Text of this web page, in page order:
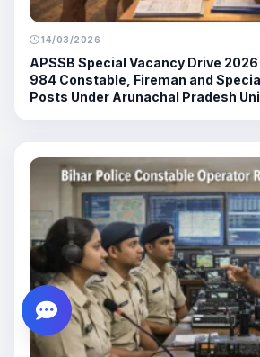
14/03/2026
APSSB Special Vacancy Drive
984 Constable, Fireman and
Posts Under Arunachal Pradesh